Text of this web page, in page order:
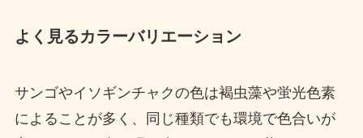
よく見るカラーバリエーション
サンゴやイソギンチャクの色は褐虫藻や蛍光色素
によることが多く、同じ種類でも環境で色合いが